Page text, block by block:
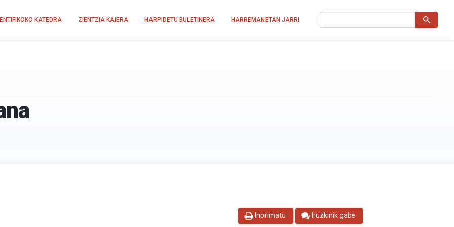
KATEDRA ZIENTZIA KAIERA HARPIDETU BULETINERA HARREMANETAN JARRI
Inprimatu Iruzkinik gabe